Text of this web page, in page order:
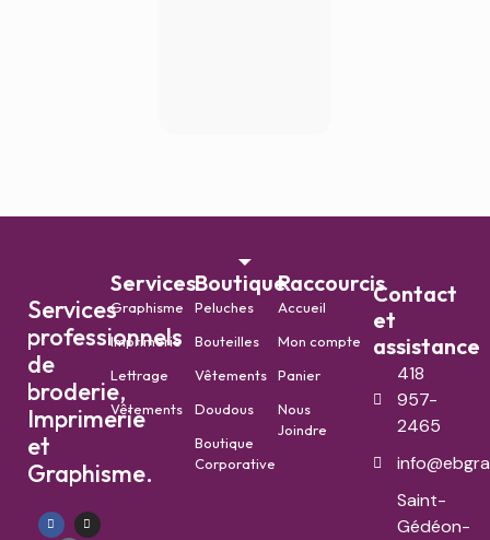
Services
professionnels
de
broderie,
Imprimerie
et
Graphisme.
Services
Graphisme
Imprimerie
Lettrage
Vêtements
Boutique
Peluches
Bouteilles
Vêtements
Doudous
Boutique
Corporative
Raccourcis
Accueil
Mon compte
Panier
Nous
Joindre
Contact
et
assistance
418
957-
2465
Saint-
Gédéon-